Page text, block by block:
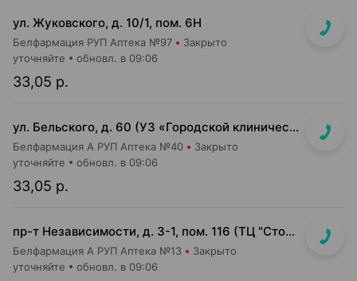
ул. Жуковского, д. 10/1, пом. 6Н
Белфармация РУП Аптека №97 Закрыто
33,05 р.
уточняйте обновл. в 09:06
ул. Бельского, д. 60 (УЗ «Городской клинический роддом №2»)
Белфармация А РУП Аптека №40 Закрыто
33,05 р.
уточняйте обновл. в 09:06
пр-т Независимости, д. 3-1, пом. 116 (ТЦ "Столица", верхний уровень)
Белфармация А РУП Аптека №13 Закрыто
уточняйте обновл. в 09:06